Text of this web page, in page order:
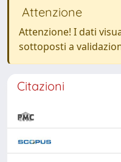
Attenzione
Attenzione! I dati
sottoposti a
Citazioni